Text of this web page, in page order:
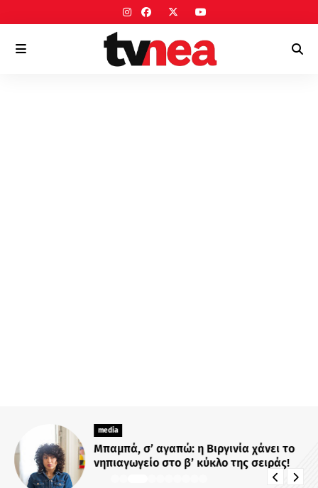
media
Μπαμπά, σ’ αγαπώ: η Βιργινία χάνει το
νηπιαγωγείο στο β’ κύκλο της σειράς!